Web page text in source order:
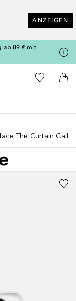
ANZEIGEN
ab 89 € mit
Douglas Startseite
Zu Meiner
The Curtain Call